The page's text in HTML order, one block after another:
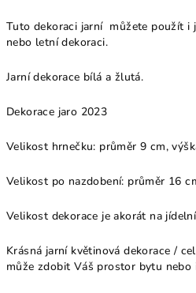
Tuto dekoraci jarní můžete použít i
nebo letní dekoraci.
Jarní dekorace bílá a žlutá.
Dekorace jaro 2023
Velikost hrnečku: průměr 9 cm,
Velikost po nazdobení: průměr 16
Velikost dekorace je akorát na
Krásná jarní květinová dekorace /
může zdobit Váš prostor bytu nebo